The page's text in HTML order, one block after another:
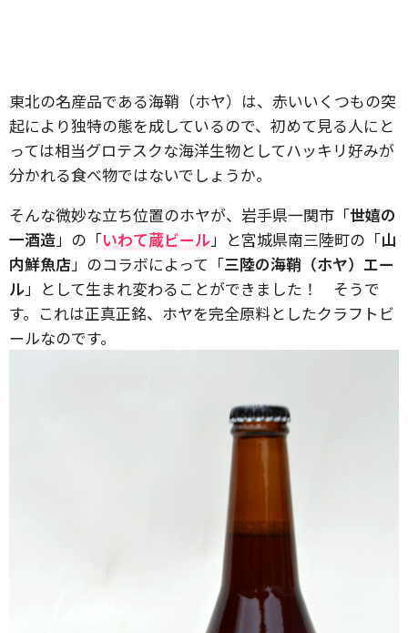
東北の名産品である海鞘（ホヤ）は、赤いいくつもの突
起により独特の態を成しているので、初めて見る人にと
っては相当グロテスクな海洋生物としてハッキリ好みが
分かれる食べ物ではないでしょうか。
そんな微妙な立ち位置のホヤが、岩手県一関市「世嬉の
一酒造」の「いわて蔵ビール」と宮城県南三陸町の「山
内鮮魚店」のコラボによって「三陸の海鞘（ホヤ）エー
ル」として生まれ変わることができました！ そうで
す。これは正真正銘、ホヤを完全原料としたクラフトビ
ールなのです。